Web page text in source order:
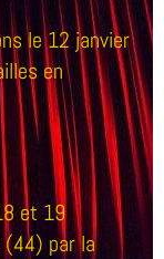
le 12 janvier
en
et 19
(44) par la